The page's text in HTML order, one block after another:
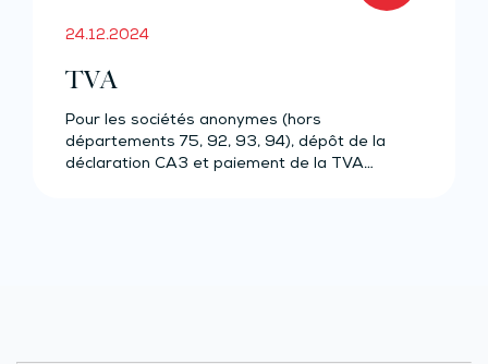
24.12.2024
TVA
Pour les sociétés anonymes (hors
départements 75, 92, 93, 94), dépôt de la
déclaration CA3 et paiement de la TVA…